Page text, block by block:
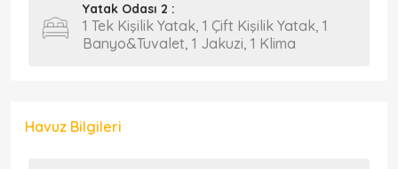
Yatak Odası 2 :
1 Tek Kişilik Yatak, 1 Çift Kişilik Yatak, 1
Banyo&Tuvalet, 1 Jakuzi, 1 Klima
Havuz Bilgileri